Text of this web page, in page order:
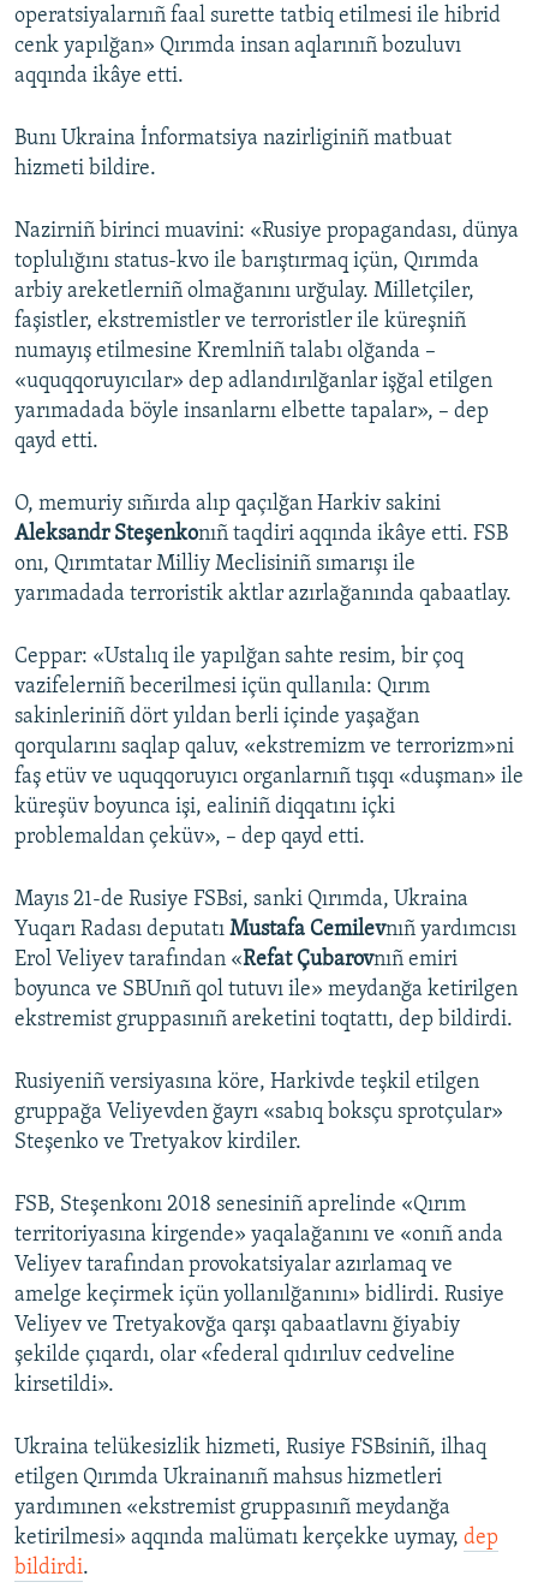
operatsiyalarnıñ faal surette tatbiq etilmesi ile hibrid
cenk yapılğan» Qırımda insan aqlarınıñ bozuluvı
aqqında ikâye etti.
Bunı Ukraina İnformatsiya nazirliginiñ matbuat
hizmeti bildire.
Nazirniñ birinci muavini: «Rusiye propagandası, dünya
toplulığını status-kvo ile barıştırmaq içün, Qırımda
arbiy areketlerniñ olmağanını urğulay. Milletçiler,
faşistler, ekstremistler ve terroristler ile küreşniñ
numayış etilmesine Kremlniñ talabı olğanda –
«uquqqoruyıcılar» dep adlandırılğanlar işğal etilgen
yarımadada böyle insanlarnı elbette tapalar», – dep
qayd etti.
O, memuriy sıñırda alıp qaçılğan Harkiv sakini
Aleksandr Steşenkonıñ taqdiri aqqında ikâye etti. FSB
onı, Qırımtatar Milliy Meclisiniñ sımarışı ile
yarımadada terroristik aktlar azırlağanında qabaatlay.
Ceppar: «Ustalıq ile yapılğan sahte resim, bir çoq
vazifelerniñ becerilmesi içün qullanıla: Qırım
sakinleriniñ dört yıldan berli içinde yaşağan
qorqularını saqlap qaluv, «ekstremizm ve terrorizm»ni
faş etüv ve uquqqoruyıcı organlarnıñ tışqı «duşman» ile
küreşüv boyunca işi, ealiniñ diqqatını içki
problemaldan çeküv», – dep qayd etti.
Mayıs 21-de Rusiye FSBsi, sanki Qırımda, Ukraina
Yuqarı Radası deputatı Mustafa Cemilevnıñ yardımcısı
Erol Veliyev tarafından «Refat Çubarovnıñ emiri
boyunca ve SBUnıñ qol tutuvı ile» meydanğa ketirilgen
ekstremist gruppasınıñ areketini toqtattı, dep bildirdi.
Rusiyeniñ versiyasına köre, Harkivde teşkil etilgen
gruppağa Veliyevden ğayrı «sabıq boksçu sprotçular»
Steşenko ve Tretyakov kirdiler.
FSB, Steşenkonı 2018 senesiniñ aprelinde «Qırım
territoriyasına kirgende» yaqalağanını ve «onıñ anda
Veliyev tarafından provokatsiyalar azırlamaq ve
amelge keçirmek içün yollanılğanını» bidlirdi. Rusiye
Veliyev ve Tretyakovğa qarşı qabaatlavnı ğiyabiy
şekilde çıqardı, olar «federal qıdırıluv cedveline
kirsetildi».
Ukraina telükesizlik hizmeti, Rusiye FSBsiniñ, ilhaq
etilgen Qırımda Ukrainanıñ mahsus hizmetleri
yardımınen «ekstremist gruppasınıñ meydanğa
ketirilmesi» aqqında malümatı kerçekke uymay, dep
bildirdi.